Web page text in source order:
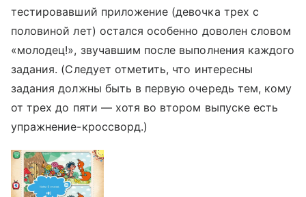
тестировавший приложение (девочка трех с
половиной лет) остался особенно доволен словом
«молодец!», звучавшим после выполнения каждого
задания. (Следует отметить, что интересны
задания должны быть в первую очередь тем, кому
от трех до пяти — хотя во втором выпуске есть
упражнение-кроссворд.)